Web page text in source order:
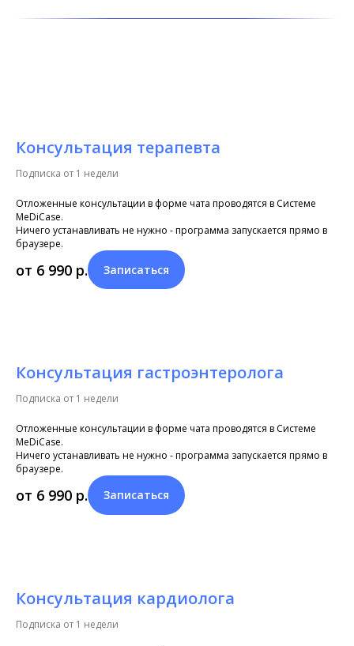
Консультация терапевта
Подписка от 1 недели
Отложенные консультации в форме чата проводятся в Системе
MeDiCase.
Ничего устанавливать не нужно - программа запускается прямо в
браузере.
от 6 990 р. Записаться
Консультация гастроэнтеролога
Подписка от 1 недели
Отложенные консультации в форме чата проводятся в Системе
MeDiCase.
Ничего устанавливать не нужно - программа запускается прямо в
браузере.
от 6 990 р. Записаться
Консультация кардиолога
Подписка от 1 недели